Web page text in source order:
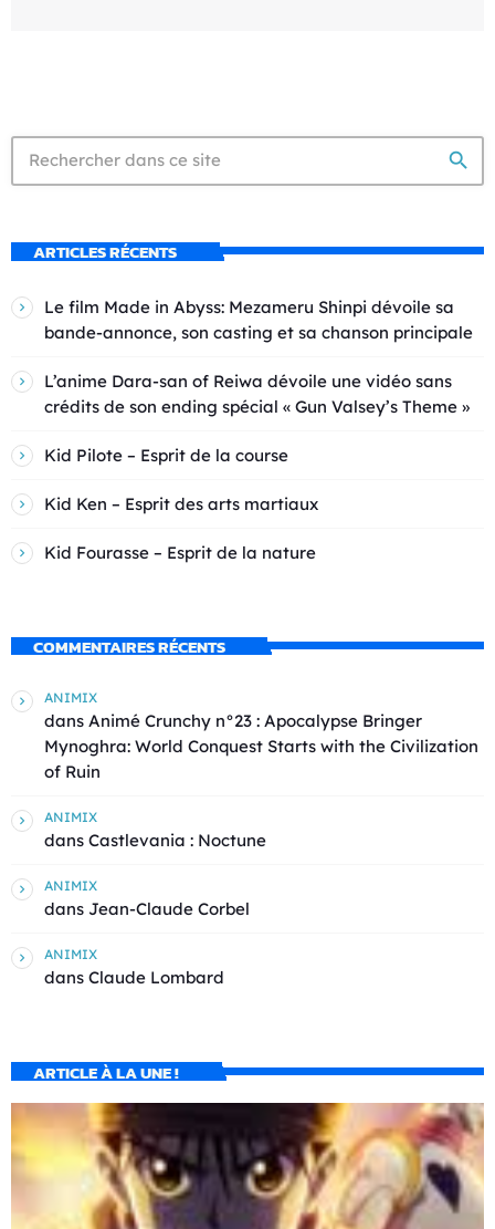
search
ARTICLES RÉCENTS
Le film Made in Abyss: Mezameru Shinpi dévoile sa
bande-annonce, son casting et sa chanson principale
L’anime Dara-san of Reiwa dévoile une vidéo sans
crédits de son ending spécial « Gun Valsey’s Theme »
Kid Pilote – Esprit de la course
Kid Ken – Esprit des arts martiaux
Kid Fourasse – Esprit de la nature
COMMENTAIRES RÉCENTS
ANIMIX
dans Animé Crunchy n°23 : Apocalypse Bringer
Mynoghra: World Conquest Starts with the Civilization
of Ruin
ANIMIX
dans Castlevania : Noctune
ANIMIX
dans Jean-Claude Corbel
ANIMIX
dans Claude Lombard
ARTICLE À LA UNE !